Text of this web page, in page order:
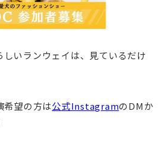
いランウェイは、見ているだけ
希望の方は公式InstagramのDMか